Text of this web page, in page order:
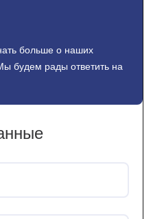
больше о наших
будем рады ответить на